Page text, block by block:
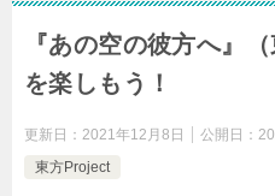
『あの空の彼方へ』
を楽しもう！
更新日： 2021年12月8日 公開日：
東方Project